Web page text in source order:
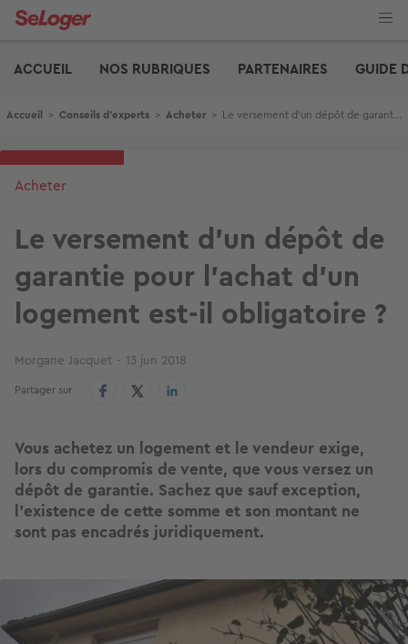
Aller
ACCUEIL
NOS RUBRIQUES PARTENAIRES GUIDE
Fil d'Ariane
Accueil > Conseils d'experts > Acheter > Le versement d’un dépôt de garantie pour l'achat d'un logement est-il obligatoire ?
Acheter
Le versement d’un dépôt de
garantie pour l'achat d'un
logement est-il obligatoire ?
Morgane Jacquet 13 jun 2018
Partager sur
Vous achetez un logement et le vendeur exige,
lors du compromis de vente, que vous versez un
dépôt de garantie. Sachez que sauf exception,
l’existence de cette somme et son montant ne
sont pas encadrés juridiquement.